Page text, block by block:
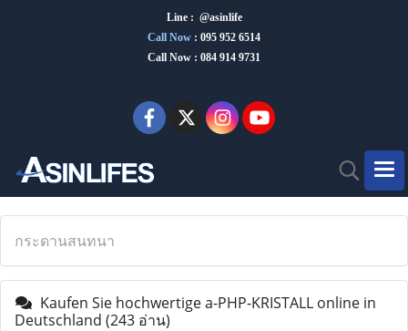
Line : @asinlife
Call Now : 095 952 6514
Call Now : 084 914 9731
กระดานสนทนา
Kaufen Sie hochwertige a-PHP-KRISTALL online in
Deutschland (243 อ่าน)